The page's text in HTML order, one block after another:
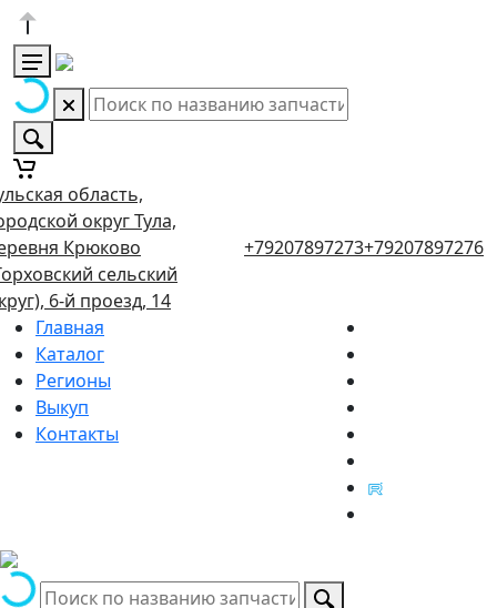
область,
округ Тула,
Крюково
сельский
6-й проезд, 14
+79207897273+79207897276
Главная
Каталог
Регионы
Выкуп
Контакты